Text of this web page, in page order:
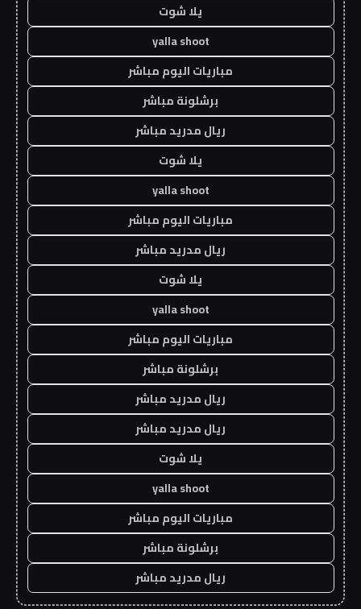
يلا شوت
yalla shoot
مباريات اليوم مباشر
برشلونة مباشر
ريال مدريد مباشر
يلا شوت
yalla shoot
مباريات اليوم مباشر
ريال مدريد مباشر
يلا شوت
yalla shoot
مباريات اليوم مباشر
برشلونة مباشر
ريال مدريد مباشر
ريال مدريد مباشر
يلا شوت
yalla shoot
مباريات اليوم مباشر
برشلونة مباشر
ريال مدريد مباشر